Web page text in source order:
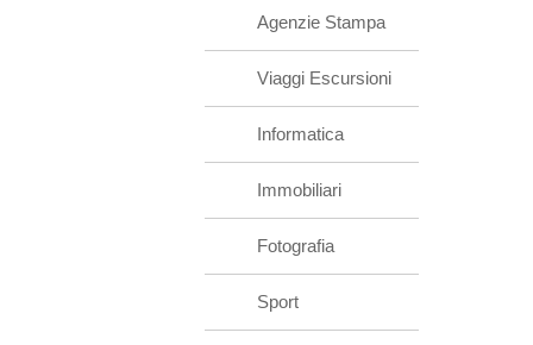
Agenzie Stampa
Viaggi Escursioni
Informatica
Immobiliari
Fotografia
Sport